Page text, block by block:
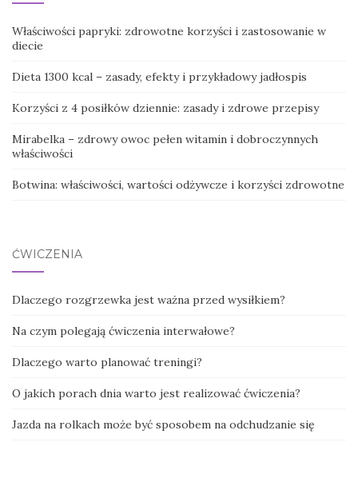
Właściwości papryki: zdrowotne korzyści i zastosowanie w
diecie
Dieta 1300 kcal – zasady, efekty i przykładowy jadłospis
Korzyści z 4 posiłków dziennie: zasady i zdrowe przepisy
Mirabelka – zdrowy owoc pełen witamin i dobroczynnych
właściwości
Botwina: właściwości, wartości odżywcze i korzyści zdrowotne
ĆWICZENIA
Dlaczego rozgrzewka jest ważna przed wysiłkiem?
Na czym polegają ćwiczenia interwałowe?
Dlaczego warto planować treningi?
O jakich porach dnia warto jest realizować ćwiczenia?
Jazda na rolkach może być sposobem na odchudzanie się